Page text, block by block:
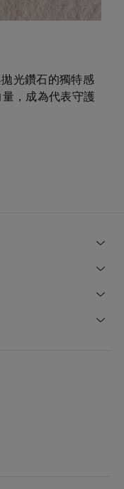
拋光鑽石的獨特感
，成為代表守護
by DE BEERS 展
的不斷變化中，